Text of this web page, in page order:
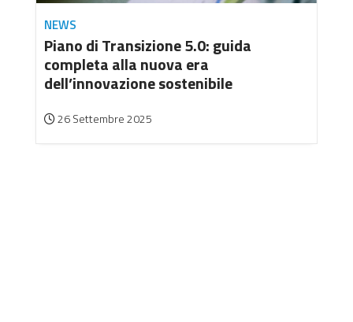
NEWS
Piano di Transizione 5.0: guida
completa alla nuova era
dell’innovazione sostenibile
26 Settembre 2025